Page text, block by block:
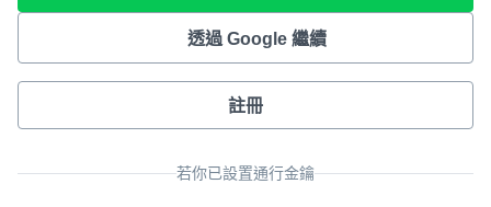
透過 Google 繼續
註冊
若你已設置通行金鑰